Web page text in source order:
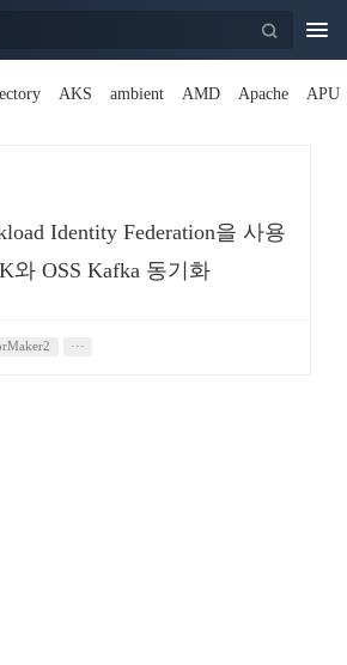
AKS ambient AMD Apache APU
Identity Federation을 사용
와 OSS Kafka 동기화
···